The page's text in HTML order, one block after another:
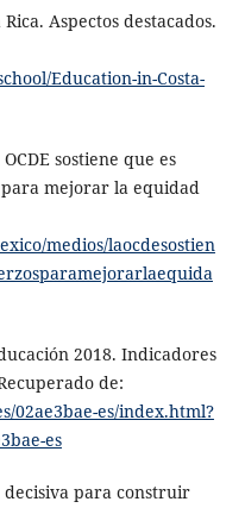
Aspectos destacados.
Education-in-Costa-
sostiene que es
mejorar la equidad
medios/laocdesostien
2018. Indicadores
de:
02ae3bae-es/index.html?
es
decisiva para construir